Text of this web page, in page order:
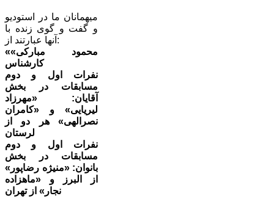
میهمانان ما در استودیو
و گفت و گوی زنده با
آنها عبارتند از:
«محمود مبارکی»
کارشناس
نفرات اول و دوم
مسابقات در بخش
آقایان: «مهرزاد
لیریایی» و «کامران
نصرالهی» هر دو از
لرستان
نفرات اول و دوم
مسابقات در بخش
بانوان: «منیژه رضاپور»
از البرز و «ماهزاده
نجار» از تهران